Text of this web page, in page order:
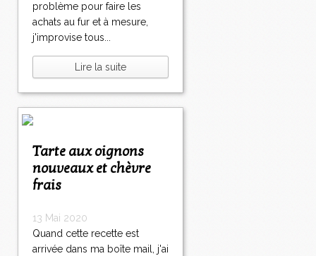
problème pour faire les
achats au fur et à mesure,
j'improvise tous...
Lire la suite
Tarte aux oignons
nouveaux et chèvre
frais
13 Mai 2020
Quand cette recette est
arrivée dans ma boîte mail, j'ai